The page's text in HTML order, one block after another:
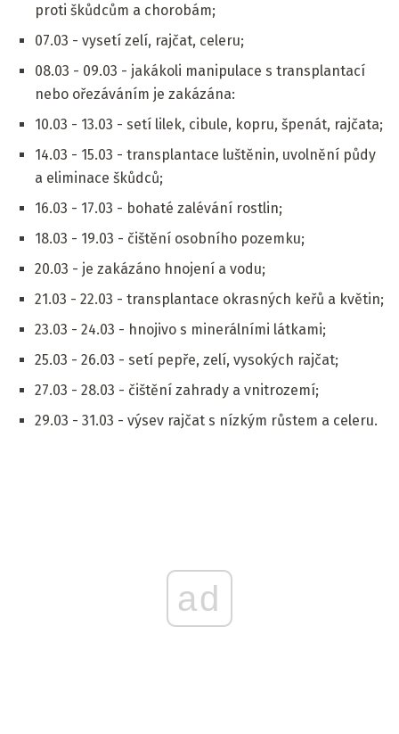
proti škůdcům a chorobám;
07.03 - vysetí zelí, rajčat, celeru;
08.03 - 09.03 - jakákoli manipulace s transplantací
nebo ořezáváním je zakázána:
10.03 - 13.03 - setí lilek, cibule, kopru, špenát, rajčata;
14.03 - 15.03 - transplantace luštěnin, uvolnění půdy
a eliminace škůdců;
16.03 - 17.03 - bohaté zalévání rostlin;
18.03 - 19.03 - čištění osobního pozemku;
20.03 - je zakázáno hnojení a vodu;
21.03 - 22.03 - transplantace okrasných keřů a květin;
23.03 - 24.03 - hnojivo s minerálními látkami;
25.03 - 26.03 - setí pepře, zelí, vysokých rajčat;
27.03 - 28.03 - čištění zahrady a vnitrozemí;
29.03 - 31.03 - výsev rajčat s nízkým růstem a celeru.
ad